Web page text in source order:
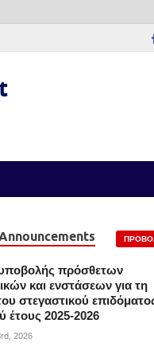
υποβολής πρόσθετων
και ενστάσεων για τη
στεγαστικού
έτους 2025-2026
2026